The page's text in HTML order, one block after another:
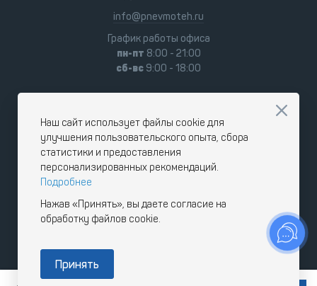
info@pnevmoteh.ru
График работы офиса
пн-пт 8:00 - 21:00
сб-вс 9:00 - 18:00
Наш сайт использует файлы cookie для
улучшения пользовательского опыта, сбора
статистики и предоставления
персонализированных рекомендаций.
Подробнее
Нажав «Принять», вы даете согласие на
обработку файлов cookie.
Принять